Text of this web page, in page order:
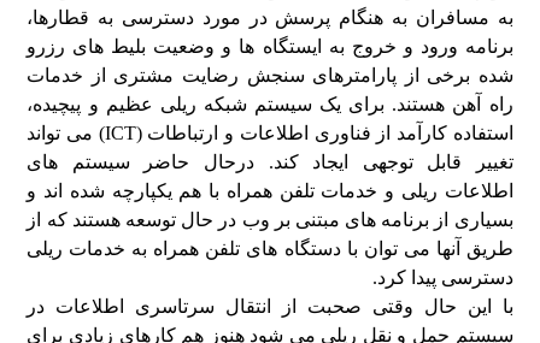
به مسافران به هنگام پرسش در مورد دسترسی به قطارها،
برنامه ورود و خروج به ایستگاه ها و وضعیت بلیط های رزرو
شده برخی از پارامترهای سنجش رضایت مشتری از خدمات
راه آهن هستند. برای یک سیستم شبکه ریلی عظیم و پیچیده،
استفاده کارآمد از فناوری اطلاعات و ارتباطات (ICT) می تواند
تغییر قابل توجهی ایجاد کند. درحال حاضر سیستم های
اطلاعات ریلی و خدمات تلفن همراه با هم یکپارچه شده اند و
بسیاری از برنامه های مبتنی بر وب در حال توسعه هستند که از
طریق آنها می توان با دستگاه های تلفن همراه به خدمات ریلی
دسترسی پیدا کرد.
با این حال وقتی صحبت از انتقال سرتاسری اطلاعات در
سیستم حمل و نقل ریلی می شود هنوز هم کارهای زیادی برای